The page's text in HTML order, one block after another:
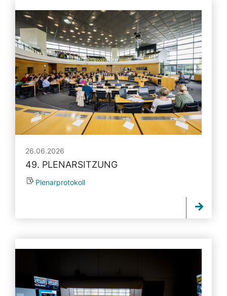
26.06.2026
49. PLENARSITZUNG
Plenarprotokoll